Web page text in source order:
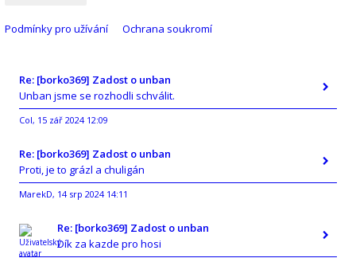
Podmínky pro užívání Ochrana soukromí
Re: [borko369] Zadost o unban
Unban jsme se rozhodli schválit.
Col, 15 zář 2024 12:09
Re: [borko369] Zadost o unban
Proti, je to grázl a chuligán
MarekD, 14 srp 2024 14:11
Re: [borko369] Zadost o unban
Dík za kazde pro hosi